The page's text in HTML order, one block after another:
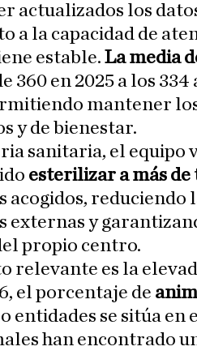
actualizados los
a la capacidad de
estable. La media
360 en 2025 a los
mantener
y de bienestar.
sanitaria, el equipo
esterilizar a más
acogidos, reduciendo
externas y
propio centro.
relevante es la
el porcentaje de
entidades se sitúa en
han encontrado